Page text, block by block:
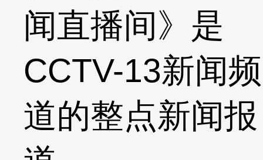
闻直播间》是
CCTV-13新闻频
道的整点新闻报